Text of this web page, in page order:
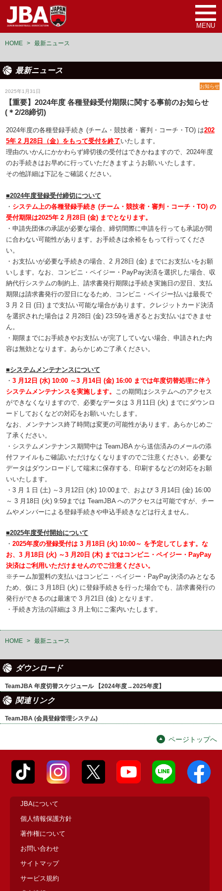
MENU
HOME > 最新ニュース
最新ニュース
2025年1月31日
お知らせ
【重要】2024年度 各種登録受付期限に関する事前のお知らせ
(＊2/28締切)
2024年度の各種登録手続き (チーム・競技者・審判・コーチ・TO) は202
5年 2 月28日（金）をもって受付を終了いたします。
理由のいかんにかかわらず締切後の受付はできかねますので、2024年度
のお手続きはお早めに行っていただきますようお願いいたします。
その他詳細は下記をご確認ください。
■2024年度登録受付締切について
・ システム上の各種登録手続き (チーム・競技者・審判・コーチ・TO) の
受付期限は2025年 2 月28日 (金) までとなります。
・申請先団体の承認が必要な場合、締切間際に申請を行っても承認が間
に合わない可能性があります。お手続きは余裕をもって行ってくださ
い。
・お支払いが必要な手続きの場合、2 月28日 (金) までにお支払いをお願
いします。なお、コンビニ・ペイジー・PayPay決済を選択した場合、収
納代行システムの制約上、請求書発行期限は手続き実施日の翌日、支払
期限は請求書発行の翌日になるため、コンビニ・ペイジー払いは最長で
3 月 2 日 (日) まで支払い可能な場合があります。クレジットカード決済
を選択された場合は 2 月28日 (金) 23:59を過ぎるとお支払いはできませ
ん。
・期限までにお手続きやお支払いが完了していない場合、申請された内
容は無効となります。あらかじめご了承ください。
■システムメンテナンスについて
・ 3 月12日 (水) 10:00 ～3 月14日 (金) 16:00 までは年度切替処理に伴う
システムメンテナンスを実施します。 この期間はシステムへのアクセス
ができなくなりますので、必要なデータは 3 月11日 (火) までにダウンロ
ードしておくなどの対応をお願いいたします。
なお、メンテナンス終了時間は変更の可能性があります。あらかじめご
了承ください。
・システムメンテナンス期間中は TeamJBA から送信済みのメールの添
付ファイルもご確認いただけなくなりますのでご注意ください。必要な
データはダウンロードして端末に保存する、印刷するなどの対応をお願
いいたします。
・3 月 1 日 (土) ～3 月12日 (水) 10:00まで、および 3 月14日 (金) 16:00
～ 3 月18日 (火) 9:59までは TeamJBA へのアクセスは可能ですが、チー
ムやメンバーによる登録手続きや申込手続きなどは行えません。
■2025年度受付開始について
・ 2025年度の登録受付は 3 月18日 (火) 10:00～ を予定してします。な
お、3 月18日 (火) ～3 月20日 (木) まではコンビニ・ペイジー・PayPay
決済はご利用いただけませんのでご注意ください。
※チーム加盟料の支払いはコンビニ・ペイジー・PayPay決済のみとなる
ため、仮に 3 月18日 (火) に登録手続きを行った場合でも、請求書発行の
発行ができるのは最速で 3 月21日 (金) となります。
・手続き方法の詳細は 3 月上旬にご案内いたします。
HOME > 最新ニュース
ダウンロード
TeamJBA 年度切替スケジュール 【2024年度→2025年度】
関連リンク
TeamJBA (会員登録管理システム)
ページトップへ
JBAについて
個人情報保護方針
著作権について
お問い合わせ
サイトマップ
サービス規約